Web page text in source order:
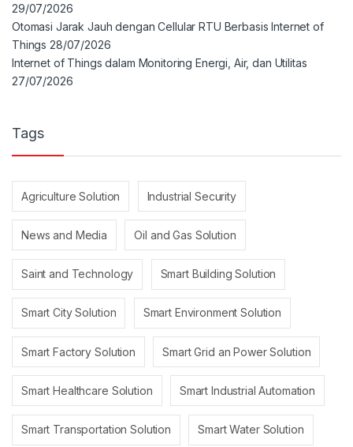
29/07/2026
Otomasi Jarak Jauh dengan Cellular RTU Berbasis Internet of
Things 28/07/2026
Internet of Things dalam Monitoring Energi, Air, dan Utilitas
27/07/2026
Tags
Agriculture Solution Industrial Security
News and Media Oil and Gas Solution
Saint and Technology Smart Building Solution
Smart City Solution Smart Environment Solution
Smart Factory Solution Smart Grid an Power Solution
Smart Healthcare Solution Smart Industrial Automation
Smart Transportation Solution Smart Water Solution